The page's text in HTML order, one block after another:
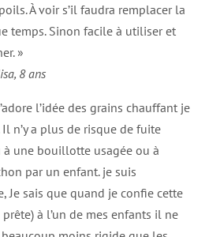
À voir s’il faudra remplacer la
temps. Sinon facile à utiliser et
»
8 ans
l’idée des grains chauffant je
n’y a plus de risque de fuite
à une bouillotte usagée ou à
par un enfant. je suis
Je sais que quand je confie cette
à l’un de mes enfants il ne